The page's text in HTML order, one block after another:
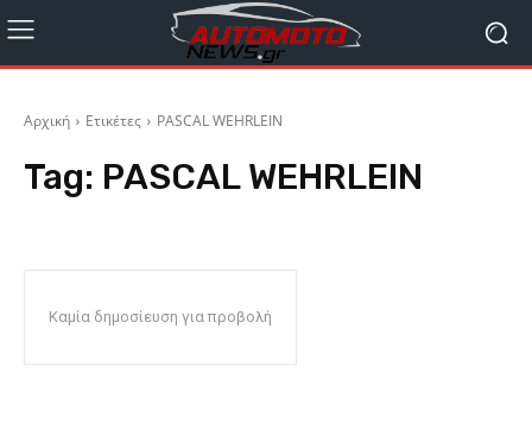
Αρχική Ετικέτες PASCAL WEHRLEIN
Tag: PASCAL WEHRLEIN
Καμία δημοσίευση για προβολή